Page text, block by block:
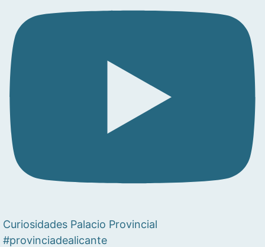
Curiosidades Palacio Provincial
#provinciadealicante